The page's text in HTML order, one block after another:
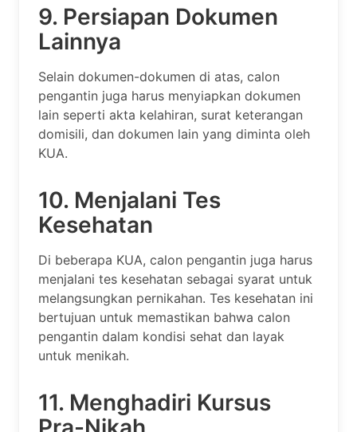
9. Persiapan Dokumen
Lainnya
Selain dokumen-dokumen di atas, calon
pengantin juga harus menyiapkan dokumen
lain seperti akta kelahiran, surat keterangan
domisili, dan dokumen lain yang diminta oleh
KUA.
10. Menjalani Tes
Kesehatan
Di beberapa KUA, calon pengantin juga harus
menjalani tes kesehatan sebagai syarat untuk
melangsungkan pernikahan. Tes kesehatan ini
bertujuan untuk memastikan bahwa calon
pengantin dalam kondisi sehat dan layak
untuk menikah.
11. Menghadiri Kursus